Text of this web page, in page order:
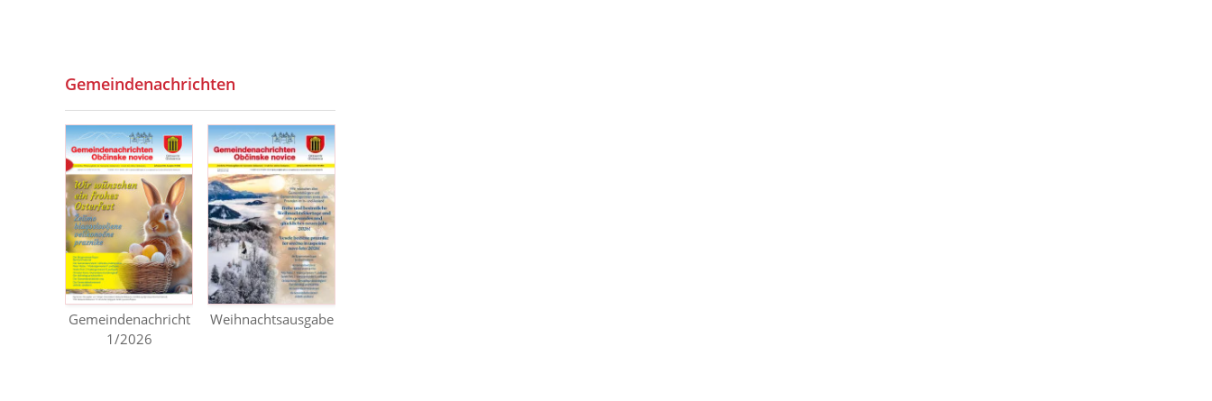
Gemeindenachrichten
Gemeindenachricht
1/2026
Weihnachtsausgabe